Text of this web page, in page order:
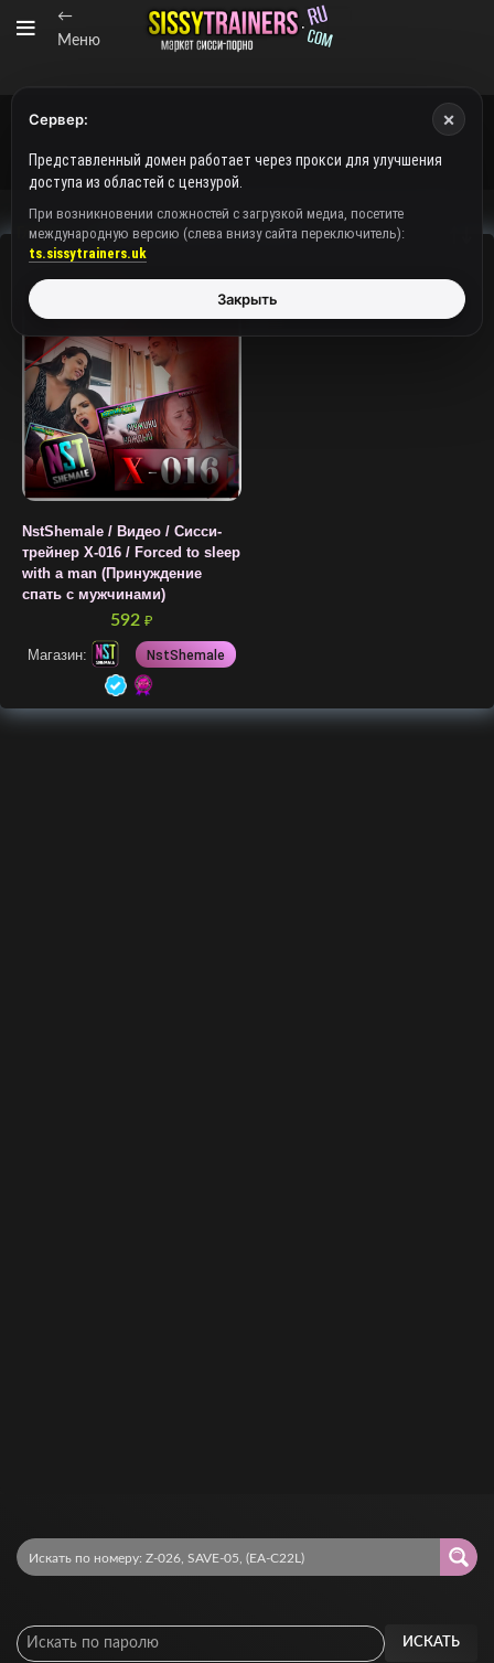
←
Меню
Главная Товары с меткой «нст шемейл»
NstShemale / Видео / Сисси-
трейнер X-016 / Forced to sleep
with a man (Принуждение
спать с мужчинами)
592 ₽
Магазин: NstShemale
ИСКАТЬ
Сервер: ×
Представленный домен работает через прокси для улучшения
доступа из областей с цензурой.
При возникновении сложностей с загрузкой медиа, посетите
международную версию (слева внизу сайта переключитель):
ts.sissytrainers.uk
Закрыть